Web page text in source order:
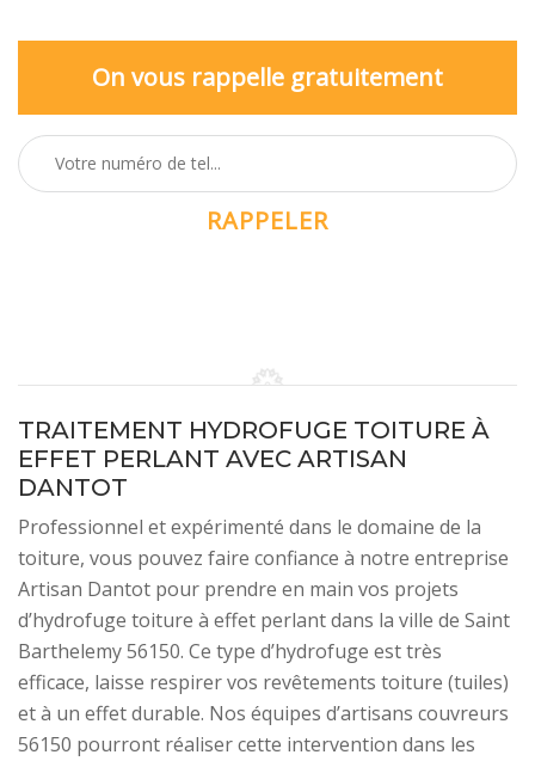
On vous rappelle gratuitement
TRAITEMENT HYDROFUGE TOITURE À
EFFET PERLANT AVEC ARTISAN
DANTOT
Professionnel et expérimenté dans le domaine de la
toiture, vous pouvez faire confiance à notre entreprise
Artisan Dantot pour prendre en main vos projets
d’hydrofuge toiture à effet perlant dans la ville de Saint
Barthelemy 56150. Ce type d’hydrofuge est très
efficace, laisse respirer vos revêtements toiture (tuiles)
et à un effet durable. Nos équipes d’artisans couvreurs
56150 pourront réaliser cette intervention dans les